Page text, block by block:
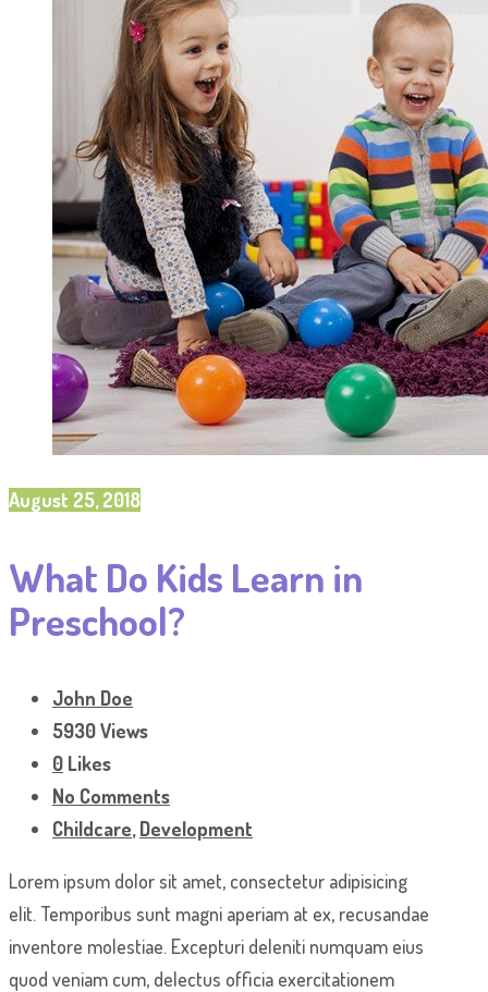
August 25, 2018
What Do Kids Learn in
Preschool?
John Doe
5930 Views
0 Likes
No Comments
Childcare,Development
Lorem ipsum dolor sit amet, consectetur adipisicing
elit. Temporibus sunt magni aperiam at ex, recusandae
inventore molestiae. Excepturi deleniti numquam eius
quod veniam cum, delectus officia exercitationem